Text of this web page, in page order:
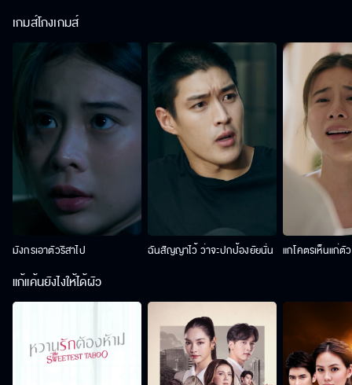
เกมส์โกงเกมส์
มังกรเอาตัวริสาไป ฉันสัญญาไว้ ว่าจะปกป้องยัยนั่น แกโคตรเห็นแก่ตั
แก้แค้นยังไงให้ได้ผัว